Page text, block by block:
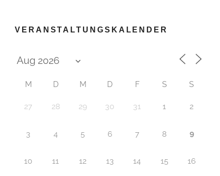
VERANSTALTUNGSKALENDER
M D M D F S S
27 28 29 30 31 1 2
3 4 5 6 7 8 9
10 11 12 13 14 15 16